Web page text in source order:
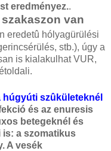
eredményez..
van
eredetû hólyagürülési
stb.), úgy a
is kialakulhat VUR,
szûkületeknél
és az enuresis
betegeknél és
a szomatikus
A vesék